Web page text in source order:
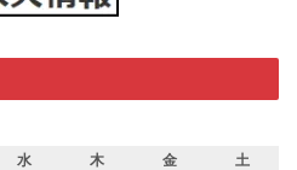
水 木 金
土